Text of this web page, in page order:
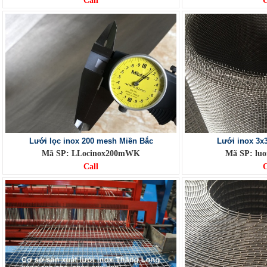
Lưới lọc inox 200 mesh Miền Bắc
Mã SP: LLocinox200mWK
Call
Lưới inox
Mã SP: